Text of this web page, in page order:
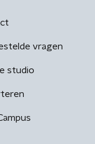
vragen
studio